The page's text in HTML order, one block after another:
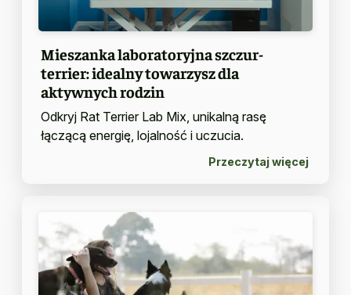
Mieszanka laboratoryjna szczur-
terrier: idealny towarzysz dla
aktywnych rodzin
Odkryj Rat Terrier Lab Mix, unikalną rasę
łączącą energię, lojalność i uczucia.
Przeczytaj więcej